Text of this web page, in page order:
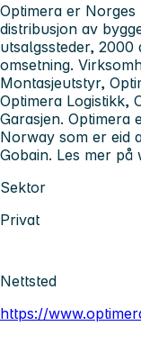
Optimera er
distribusjon av
utsalgssteder, 2000
omsetning.
Montasjeutstyr,
Optimera Logistikk,
Garasjen. Optimera
Norway som er eid
Gobain. Les mer på
Sektor
Privat
Nettsted
https://